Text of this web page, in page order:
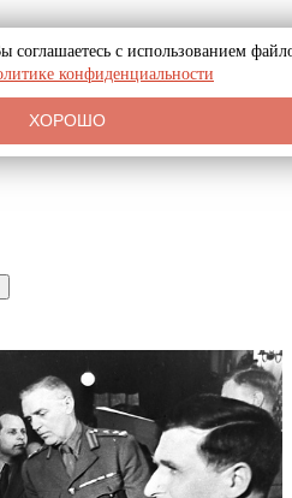
соглашаетесь с использованием
конфиденциальности
ХОРОШО